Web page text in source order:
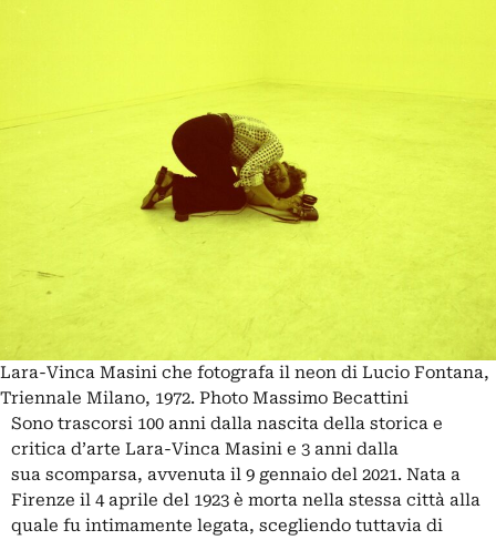
Lara-Vinca Masini che fotografa il neon di Lucio Fontana,
Triennale Milano, 1972. Photo Massimo Becattini
Sono trascorsi 100 anni dalla nascita della storica e
critica d’arte Lara-Vinca Masini e 3 anni dalla
sua scomparsa, avvenuta il 9 gennaio del 2021. Nata a
Firenze il 4 aprile del 1923 è morta nella stessa città alla
quale fu intimamente legata, scegliendo tuttavia di